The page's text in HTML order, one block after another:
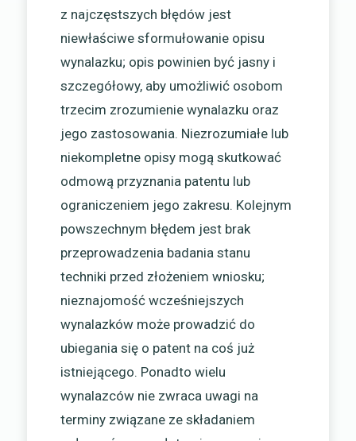
z najczęstszych błędów jest
niewłaściwe sformułowanie opisu
wynalazku; opis powinien być jasny i
szczegółowy, aby umożliwić osobom
trzecim zrozumienie wynalazku oraz
jego zastosowania. Niezrozumiałe lub
niekompletne opisy mogą skutkować
odmową przyznania patentu lub
ograniczeniem jego zakresu. Kolejnym
powszechnym błędem jest brak
przeprowadzenia badania stanu
techniki przed złożeniem wniosku;
nieznajomość wcześniejszych
wynalazków może prowadzić do
ubiegania się o patent na coś już
istniejącego. Ponadto wielu
wynalazców nie zwraca uwagi na
terminy związane ze składaniem